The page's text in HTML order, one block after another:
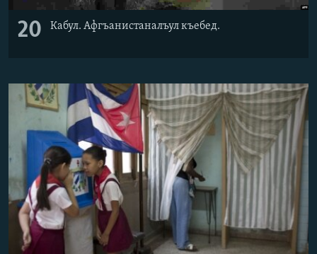
20 Кабул. Афгъанистаналъул къебед.